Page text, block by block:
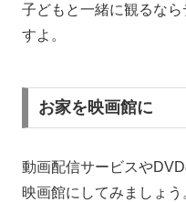
子どもと一緒に観るな
すよ。
お家を映画館に
動画配信サービスや
映画館にしてみましょう